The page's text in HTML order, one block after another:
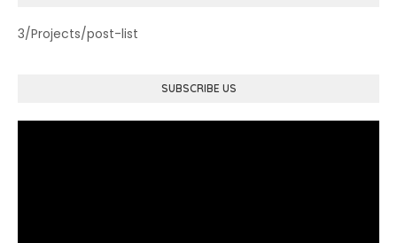
3/Projects/post-list
SUBSCRIBE US